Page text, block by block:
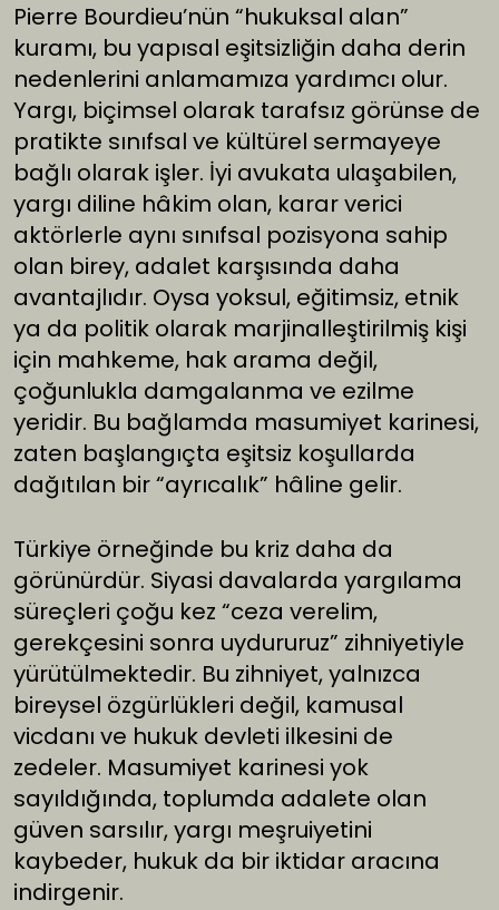
Pierre Bourdieu’nün “hukuksal alan”
kuramı, bu yapısal eşitsizliğin daha derin
nedenlerini anlamamıza yardımcı olur.
Yargı, biçimsel olarak tarafsız görünse de
pratikte sınıfsal ve kültürel sermayeye
bağlı olarak işler. İyi avukata ulaşabilen,
yargı diline hâkim olan, karar verici
aktörlerle aynı sınıfsal pozisyona sahip
olan birey, adalet karşısında daha
avantajlıdır. Oysa yoksul, eğitimsiz, etnik
ya da politik olarak marjinalleştirilmiş kişi
için mahkeme, hak arama değil,
çoğunlukla damgalanma ve ezilme
yeridir. Bu bağlamda masumiyet karinesi,
zaten başlangıçta eşitsiz koşullarda
dağıtılan bir “ayrıcalık” hâline gelir.
Türkiye örneğinde bu kriz daha da
görünürdür. Siyasi davalarda yargılama
süreçleri çoğu kez “ceza verelim,
gerekçesini sonra uydururuz” zihniyetiyle
yürütülmektedir. Bu zihniyet, yalnızca
bireysel özgürlükleri değil, kamusal
vicdanı ve hukuk devleti ilkesini de
zedeler. Masumiyet karinesi yok
sayıldığında, toplumda adalete olan
güven sarsılır, yargı meşruiyetini
kaybeder, hukuk da bir iktidar aracına
indirgenir.